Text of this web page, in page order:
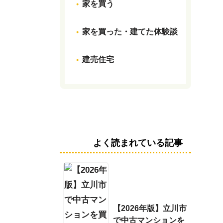
家を買う
家を買った・建てた体験談
建売住宅
よく読まれている記事
【2026年版】立川市
で中古マンションを